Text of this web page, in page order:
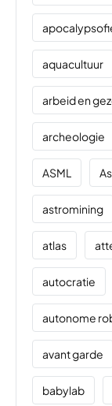
aquacultuur
arbeid en
archeologie
ASML
astromining
atlas
autocratie
autonome
avant garde
babylab